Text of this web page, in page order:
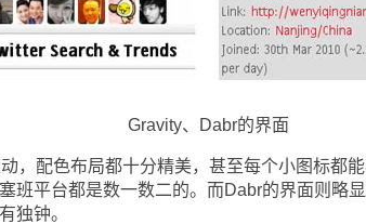
Gravity、Dabr的界面
配色布局都十分精美，甚至每个小图标都能
班平台都是数一数二的。而Dabr的界面则略
独钟。